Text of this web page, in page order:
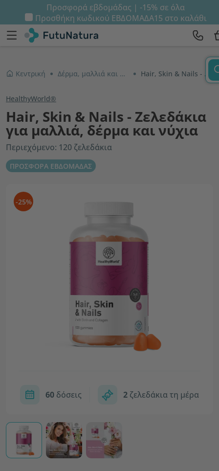
Προσφορά εβδομάδας | -15% σε όλα
Προσθήκη κωδικού ΕΒΔΟΜΑΔΑ15 στο καλάθι
Κεντρική Δέρμα, μαλλιά και νύχια Hair, Skin & Nails - Ζελεδάκια για μαλλιά, δέρμα και νύχια
HealthyWorld®
Hair, Skin & Nails - Ζελεδάκια
για μαλλιά, δέρμα και νύχια
Περιεχόμενο: 120 ζελεδάκια
ΠΡΟΣΦΟΡΑ ΕΒΔΟΜΑΔΑΣ
-25%
60 δόσεις 2 ζελεδάκια τη μέρα